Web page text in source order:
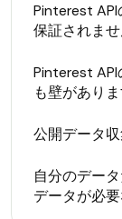
Pinterest
保証されま
Pinterest
も壁があり
公開データ
自分のデー
データが必